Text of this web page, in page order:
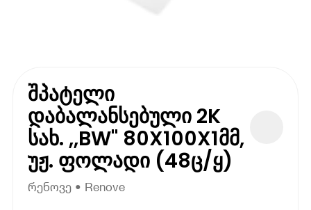
შპატელი
დაბალანსებული 2K
სახ. ,,BW" 80X100X1მმ,
უჟ. ფოლადი (48ც/ყ)
რენოვე • Renove